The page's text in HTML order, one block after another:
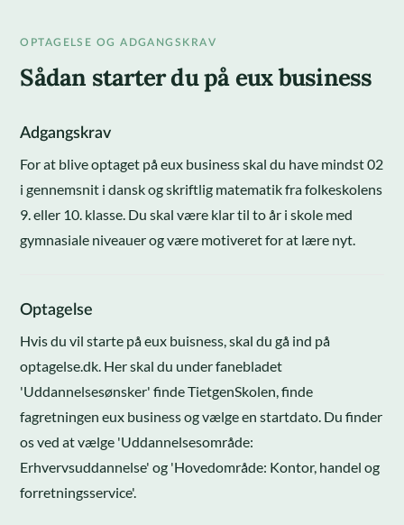
OPTAGELSE OG ADGANGSKRAV
Sådan starter du på eux business
Adgangskrav
For at blive optaget på eux business skal du have mindst 02
i gennemsnit i dansk og skriftlig matematik fra folkeskolens
9. eller 10. klasse. Du skal være klar til to år i skole med
gymnasiale niveauer og være motiveret for at lære nyt.
Optagelse
Hvis du vil starte på eux buisness, skal du gå ind på
optagelse.dk. Her skal du under fanebladet
'Uddannelsesønsker' finde TietgenSkolen, finde
fagretningen eux business og vælge en startdato. Du finder
os ved at vælge 'Uddannelsesområde:
Erhvervsuddannelse' og 'Hovedområde: Kontor, handel og
forretningsservice'.